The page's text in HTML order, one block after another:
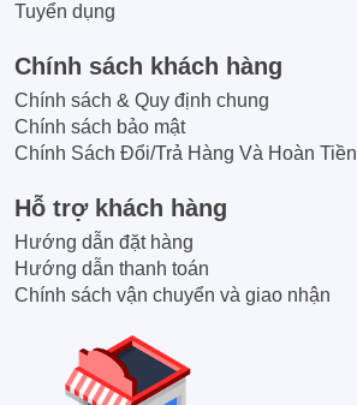
Tuyển dụng
Chính sách khách hàng
Chính sách & Quy định chung
Chính sách bảo mật
Chính Sách Đổi/Trả Hàng Và Hoàn Tiền
Hỗ trợ khách hàng
Hướng dẫn đặt hàng
Hướng dẫn thanh toán
Chính sách vận chuyển và giao nhận